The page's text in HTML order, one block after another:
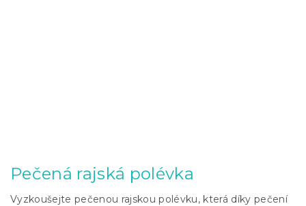
Pečená rajská polévka
Vyzkoušejte pečenou rajskou polévku, která díky pečení